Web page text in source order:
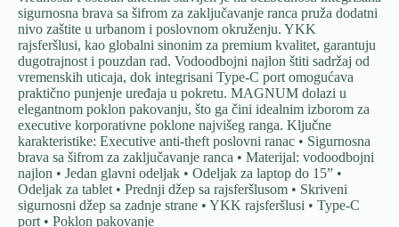
sigurnosna brava sa šifrom za zaključavanje ranca pruža dodatni
nivo zaštite u urbanom i poslovnom okruženju. YKK
rajsferšlusi, kao globalni sinonim za premium kvalitet, garantuju
dugotrajnost i pouzdan rad. Vodoodbojni najlon štiti sadržaj od
vremenskih uticaja, dok integrisani Type-C port omogućava
praktično punjenje uređaja u pokretu. MAGNUM dolazi u
elegantnom poklon pakovanju, što ga čini idealnim izborom za
executive korporativne poklone najvišeg ranga. Ključne
karakteristike: Executive anti-theft poslovni ranac • Sigurnosna
brava sa šifrom za zaključavanje ranca • Materijal: vodoodbojni
najlon • Jedan glavni odeljak • Odeljak za laptop do 15” •
Odeljak za tablet • Prednji džep sa rajsferšlusom • Skriveni
sigurnosni džep sa zadnje strane • YKK rajsferšlusi • Type-C
port • Poklon pakovanje